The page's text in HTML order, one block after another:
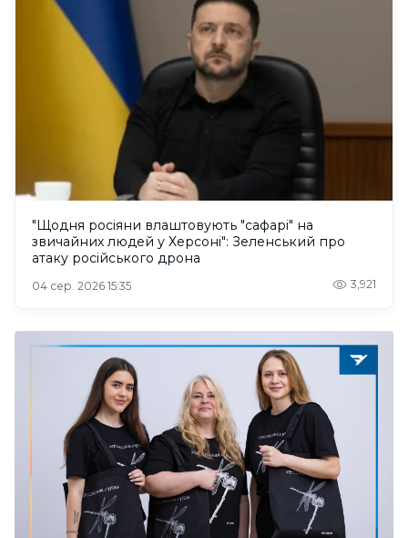
"Щодня росіяни влаштовують "сафарі" на
звичайних людей у Херсоні": Зеленський про
атаку російського дрона
04 сер. 2026 15:35 3,921